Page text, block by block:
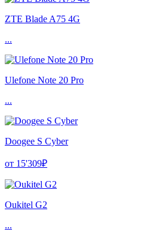
ZTE Blade A75 4G
...
Ulefone Note 20 Pro
...
Doogee S Cyber
от 15'309₽
Oukitel G2
...